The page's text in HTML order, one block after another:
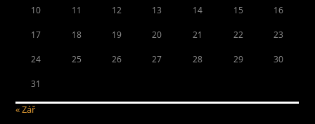
10 11 12 13 14 15 16
17 18 19 20 21 22 23
24 25 26 27 28 29 30
31
« Zář